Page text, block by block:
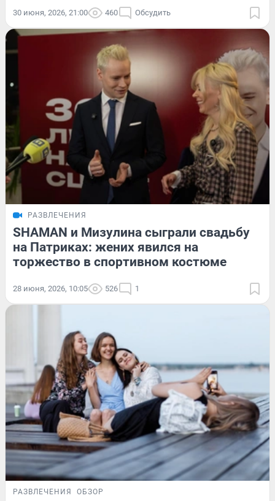
30 июня, 2026, 21:00 460 Обсудить
РАЗВЛЕЧЕНИЯ
SHAMAN и Мизулина сыграли свадьбу
на Патриках: жених явился на
торжество в спортивном костюме
28 июня, 2026, 10:05 526 1
РАЗВЛЕЧЕНИЯ ОБЗОР